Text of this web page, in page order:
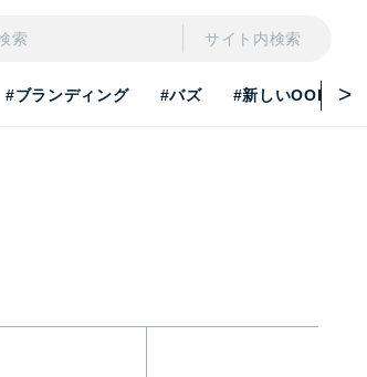
サイト内検索
#ブランディング #バズ #新しいOOH